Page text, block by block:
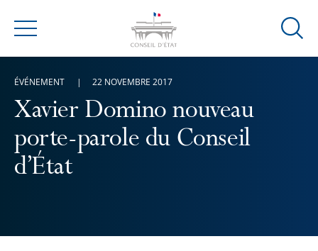
Menu
Ouvrir
Xavier Domino nouveau
porte-parole du Conseil
d’État
ÉVÉNEMENT 22 NOVEMBRE 2017